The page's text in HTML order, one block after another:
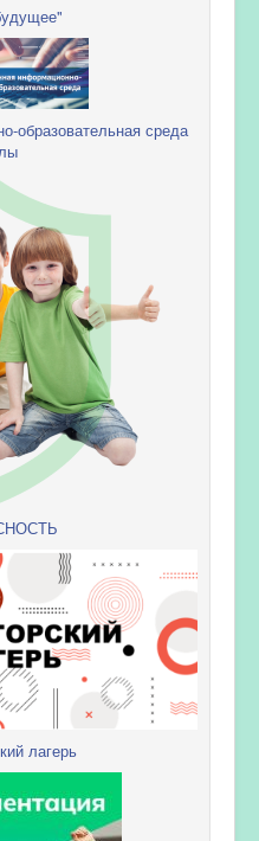
образовательная среда
лагерь